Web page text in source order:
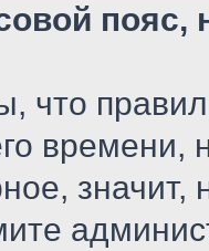
пояс,
что
значит,